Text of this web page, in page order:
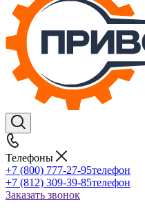
Телефоны
+7 (800) 777-27-95телефон
+7 (812) 309-39-85телефон
Заказать звонок